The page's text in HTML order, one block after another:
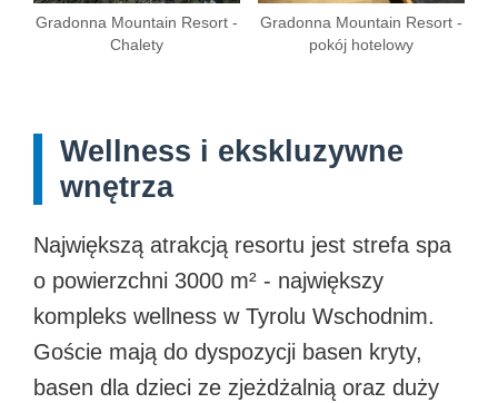
Gradonna Mountain Resort -
Chalety
Gradonna Mountain Resort -
pokój hotelowy
Wellness i ekskluzywne
wnętrza
Największą atrakcją resortu jest strefa spa
o powierzchni 3000 m² - największy
kompleks wellness w Tyrolu Wschodnim.
Goście mają do dyspozycji basen kryty,
basen dla dzieci ze zjeżdżalnią oraz duży